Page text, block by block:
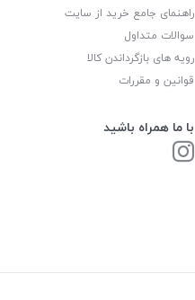
راهنمای جامع خرید از سایت
سوالات متداول
رویه های بازگرداندن کالا
قوانین و مقررات
با ما همراه باشید